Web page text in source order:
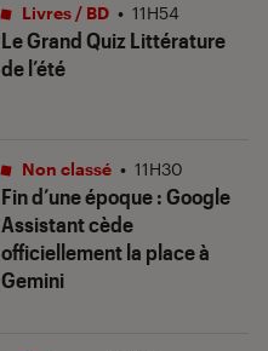
Le Grand Quiz Littérature
de l’été
Livres / BD • 11H54
Fin d’une époque : Google
Assistant cède
officiellement la place à
Gemini
Non classé • 11H30